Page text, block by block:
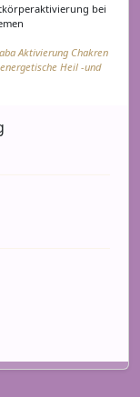
bei
Aktivierung Chakren
Heil -und